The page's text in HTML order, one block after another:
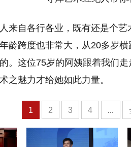
来自各行各业，既有还是个
龄跨度也非常大，从20多岁
。这位75岁的阿姨跟着我们
之魅力才给她如此力量。
1 2 3 4 ...